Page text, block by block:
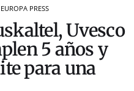
EUROPA PRESS
Uvesco
5 años y
para una